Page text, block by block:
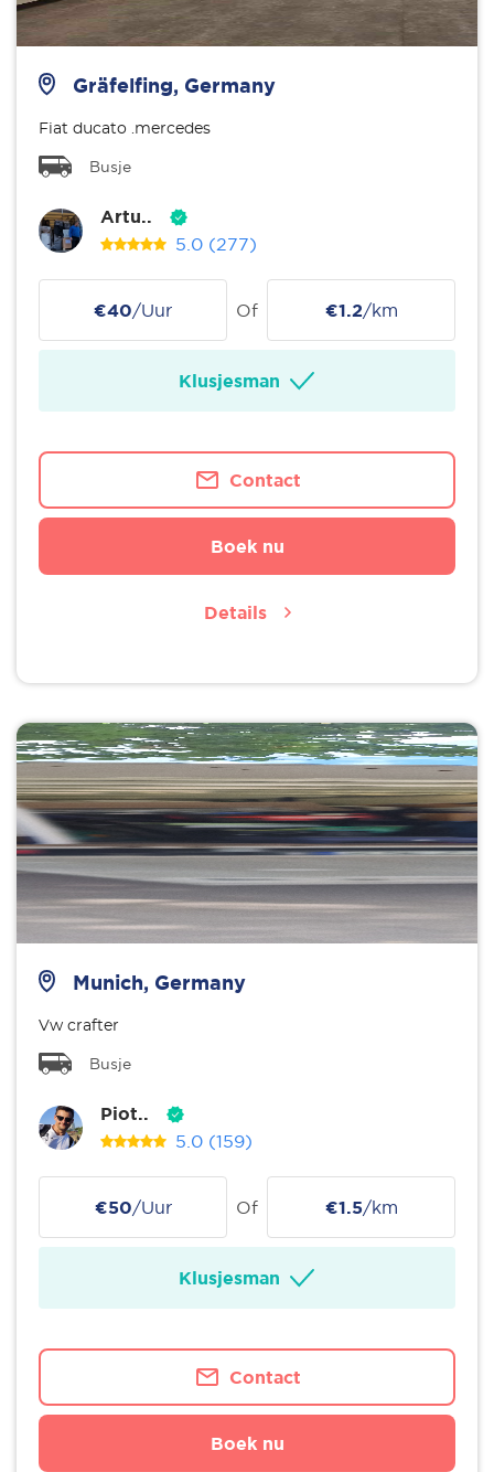
Gräfelfing, Germany
Fiat ducato .mercedes
Busje
Artu..
5.0 (277)
€40/Uur Of €1.2/km
Klusjesman
Contact
Boek nu
Details
Munich, Germany
Vw crafter
Busje
Piot..
5.0 (159)
€50/Uur Of €1.5/km
Klusjesman
Contact
Boek nu